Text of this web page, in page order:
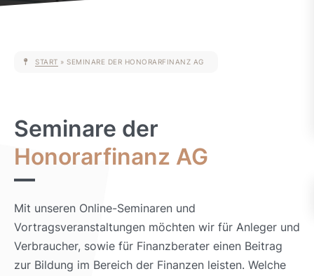
START » SEMINARE DER HONORARFINANZ AG
Seminare der
Honorarfinanz AG
Mit unseren Online-Seminaren und
Vortragsveranstaltungen möchten wir für Anleger und
Verbraucher, sowie für Finanzberater einen Beitrag
zur Bildung im Bereich der Finanzen leisten. Welche